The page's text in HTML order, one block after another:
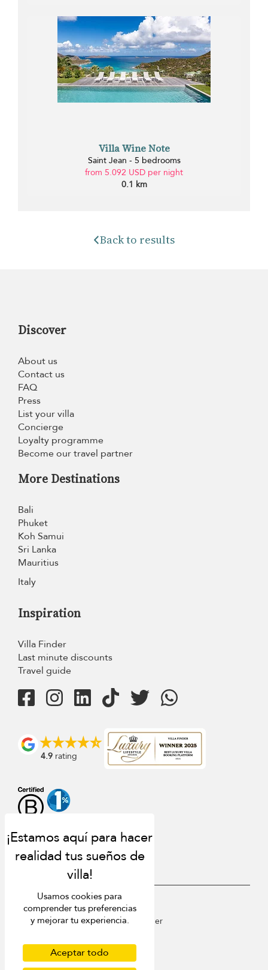
Villa Wine Note
Saint Jean - 5 bedrooms
from 5.092 USD per night
0.1 km
Back to results
Discover
About us
Contact us
FAQ
Press
List your villa
Concierge
Loyalty programme
Become our travel partner
More Destinations
Bali
Phuket
Koh Samui
Sri Lanka
Mauritius
Italy
Inspiration
Villa Finder
Last minute discounts
Travel guide
4.9 rating
USD $ es Español
Copyright © 2026 St Barts Villa Finder
Privacy Policy
Cookies
Usamos cookies para
comprender tus preferencias
y mejorar tu experiencia.
Aceptar todo